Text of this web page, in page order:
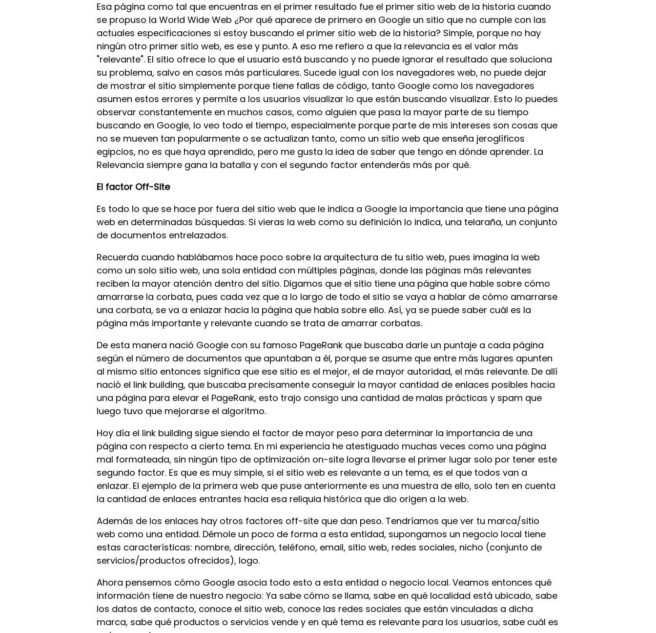
Esa página como tal que encuentras en el primer resultado fue el primer sitio web de la historia cuando
se propuso la World Wide Web ¿Por qué aparece de primero en Google un sitio que no cumple con las
actuales especificaciones si estoy buscando el primer sitio web de la historia? Simple, porque no hay
ningún otro primer sitio web, es ese y punto. A eso me refiero a que la relevancia es el valor más
"relevante". El sitio ofrece lo que el usuario está buscando y no puede ignorar el resultado que soluciona
su problema, salvo en casos más particulares. Sucede igual con los navegadores web, no puede dejar
de mostrar el sitio simplemente porque tiene fallas de código, tanto Google como los navegadores
asumen estos errores y permite a los usuarios visualizar lo que están buscando visualizar. Esto lo puedes
observar constantemente en muchos casos, como alguien que pasa la mayor parte de su tiempo
buscando en Google, lo veo todo el tiempo, especialmente porque parte de mis intereses son cosas que
no se mueven tan popularmente o se actualizan tanto, como un sitio web que enseña jeroglíficos
egipcios, no es que haya aprendido, pero me gusta la idea de saber que tengo en dónde aprender. La
Relevancia siempre gana la batalla y con el segundo factor entenderás más por qué.
El factor Off-Site
Es todo lo que se hace por fuera del sitio web que le indica a Google la importancia que tiene una página
web en determinadas búsquedas. Si vieras la web como su definición lo indica, una telaraña, un conjunto
de documentos entrelazados.
Recuerda cuando hablábamos hace poco sobre la arquitectura de tu sitio web, pues imagina la web
como un solo sitio web, una sola entidad con múltiples páginas, donde las páginas más relevantes
reciben la mayor atención dentro del sitio. Digamos que el sitio tiene una página que hable sobre cómo
amarrarse la corbata, pues cada vez que a lo largo de todo el sitio se vaya a hablar de cómo amarrarse
una corbata, se va a enlazar hacia la página que habla sobre ello. Así, ya se puede saber cuál es la
página más importante y relevante cuando se trata de amarrar corbatas.
De esta manera nació Google con su famoso PageRank que buscaba darle un puntaje a cada página
según el número de documentos que apuntaban a él, porque se asume que entre más lugares apunten
al mismo sitio entonces significa que ese sitio es el mejor, el de mayor autoridad, el más relevante. De allí
nació el link building, que buscaba precisamente conseguir la mayor cantidad de enlaces posibles hacia
una página para elevar el PageRank, esto trajo consigo una cantidad de malas prácticas y spam que
luego tuvo que mejorarse el algoritmo.
Hoy día el link building sigue siendo el factor de mayor peso para determinar la importancia de una
página con respecto a cierto tema. En mi experiencia he atestiguado muchas veces como una página
mal formateada, sin ningún tipo de optimización on-site logra llevarse el primer lugar solo por tener este
segundo factor. Es que es muy simple, si el sitio web es relevante a un tema, es el que todos van a
enlazar. El ejemplo de la primera web que puse anteriormente es una muestra de ello, solo ten en cuenta
la cantidad de enlaces entrantes hacia esa reliquia histórica que dio origen a la web.
Además de los enlaces hay otros factores off-site que dan peso. Tendríamos que ver tu marca/sitio
web como una entidad. Démole un poco de forma a esta entidad, supongamos un negocio local tiene
estas características: nombre, dirección, teléfono, email, sitio web, redes sociales, nicho (conjunto de
servicios/productos ofrecidos), logo.
Ahora pensemos cómo Google asocia todo esto a esta entidad o negocio local. Veamos entonces qué
información tiene de nuestro negocio: Ya sabe cómo se llama, sabe en qué localidad está ubicado, sabe
los datos de contacto, conoce el sitio web, conoce las redes sociales que están vinculadas a dicha
marca, sabe qué productos o servicios vende y en qué tema es relevante para los usuarios, sabe cuál es